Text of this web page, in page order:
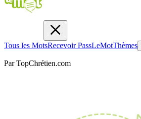
Tous les MotsRecevoir PassLeMotThèmes
Par TopChrétien.com